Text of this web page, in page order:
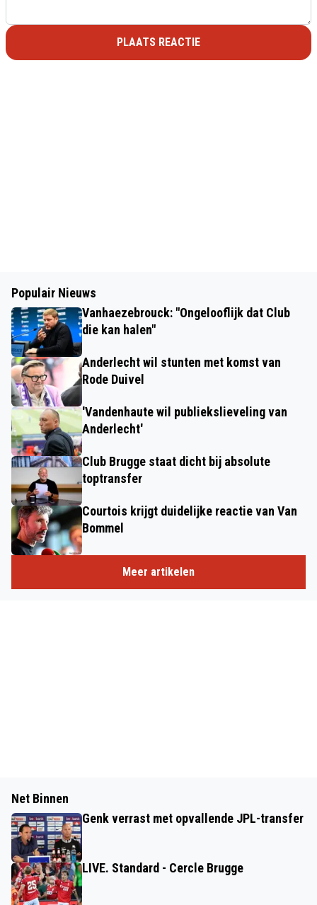
PLAATS REACTIE
Populair Nieuws
Vanhaezebrouck: "Ongelooflijk dat Club
die kan halen"
Anderlecht wil stunten met komst van
Rode Duivel
'Vandenhaute wil publiekslieveling van
Anderlecht'
Club Brugge staat dicht bij absolute
toptransfer
Courtois krijgt duidelijke reactie van Van
Bommel
Meer artikelen
Net Binnen
Genk verrast met opvallende JPL-transfer
LIVE. Standard - Cercle Brugge